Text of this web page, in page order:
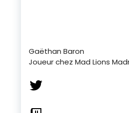
Gaëthan Baron
Joueur chez Mad Lions